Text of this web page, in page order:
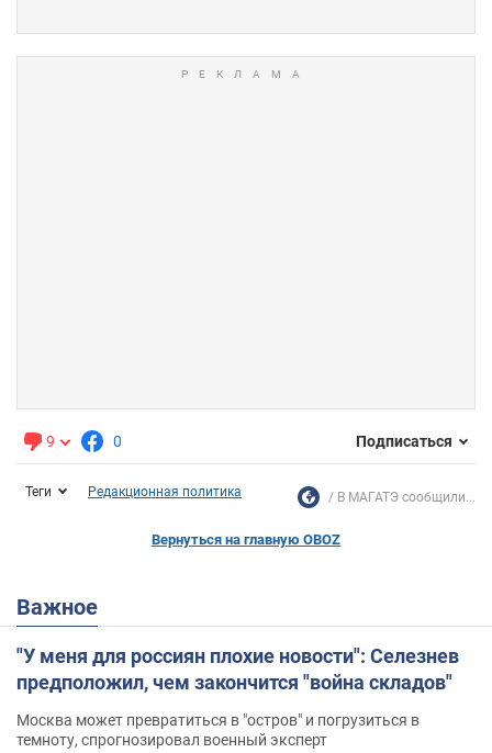
9 0 Подписаться
Теги Редакционная политика В МАГАТЭ сообщили...
Вернуться на главную OBOZ
Важное
"У меня для россиян плохие новости": Селезнев
предположил, чем закончится "война складов"
Москва может превратиться в "остров" и погрузиться в
темноту, спрогнозировал военный эксперт